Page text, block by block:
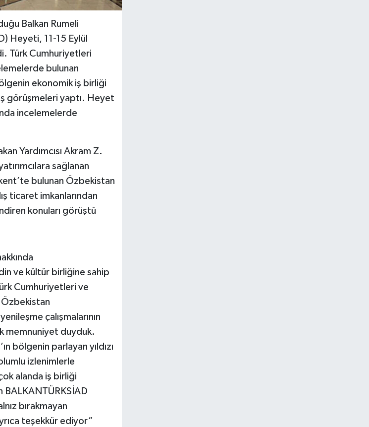
Balkan Rumeli
Heyeti, 11-15 Eylül
Türk Cumhuriyetleri
bulunan
ekonomik iş birliği
görüşmeleri yaptı. Heyet
incelemelerde
Yardımcısı Akram Z.
sağlanan
bulunan Özbekistan
ticaret imkanlarından
konuları görüştü
ve kültür birliğine sahip
Cumhuriyetleri ve
çalışmalarının
memnuniyet duyduk.
bölgenin parlayan yıldızı
izlenimlerle
alanda iş birliği
BALKANTÜRKSİAD
bırakmayan
teşekkür ediyor”